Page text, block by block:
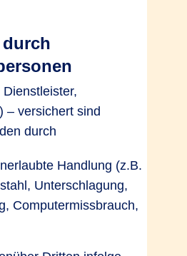
durch
– versichert sind
durch
Handlung (z.B.
Unterschlagung,
Computermissbrauch,